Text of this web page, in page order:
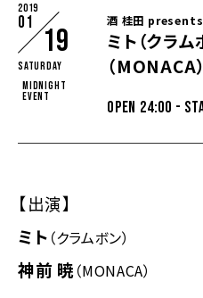
2019
01
19
Saturday
MIDNIGHT
EVENT
酒 桂田 presents
ミト（クラ
（MONACA
OPEN 24:00 -
【出演】
ミト （クラムボン）
神前 暁（MONACA）